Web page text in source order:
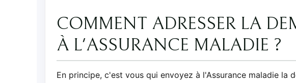
COMMENT ADRESSER LA
À L'ASSURANCE MALADIE ?
En principe, c'est vous qui envoyez à l'Assurance maladie la